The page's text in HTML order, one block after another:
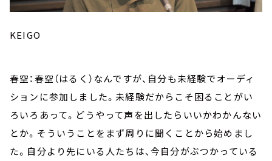
KEIGO
春空：春空（はるく）なんですが、自分も未経験でオーディ
ションに参加しました。未経験だからこそ困ることがい
ろいろあって。どうやって声を出したらいいかわかんない
とか。そういうことをまず周りに聞くことから始めまし
た。自分より先にいる人たちは、今自分がぶつかっている